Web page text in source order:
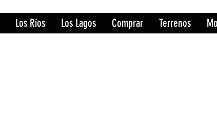
Los Ríos Los Lagos Comprar Terrenos